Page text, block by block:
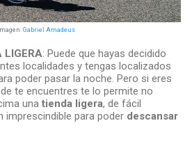
Imagen: Gabriel Amadeus
LIGERA: Puede que hayas decidido
localidades y tengas localizados
poder pasar la noche. Pero si eres
te encuentres te lo permite no
una tienda ligera, de fácil
imprescindible para poder descansar